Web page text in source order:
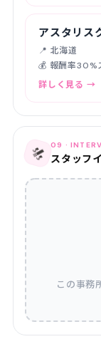
アスタリス
📍 北海道
💰 報酬率30%
詳しく見る →
🎤 09 ·
スタッフ
この事務